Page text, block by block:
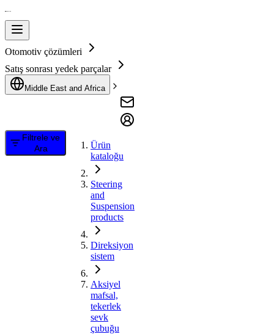
Otomotiv çözümleri
Satış sonrası yedek parçalar
Middle East and Africa
Filtrele ve
Ara
Ürün
kataloğu
Steering
and
Suspension
products
Direksiyon
sistem
Aksiyel
mafsal,
tekerlek
sevk
çubuğu